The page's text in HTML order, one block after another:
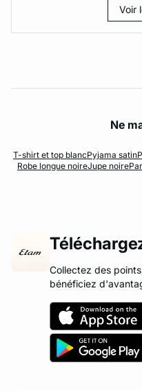
Voir
Ne
T-shirt et top blancPyjama satin
Robe longue noireJupe noire
Collectez des
bénéficiez